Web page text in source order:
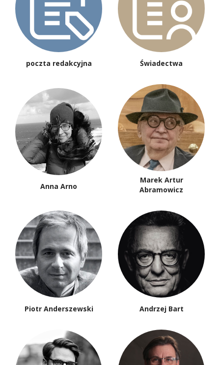
poczta redakcyjna Świadectwa
Anna Arno
Marek Artur
Abramowicz
Piotr Anderszewski Andrzej Bart